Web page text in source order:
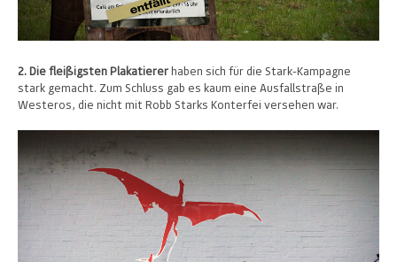
2. Die fleißigsten Plakatiererhaben sich für die Stark-Kampagne
stark gemacht. Zum Schluss gab es kaum eine Ausfallstraße in
Westeros, die nicht mit Robb Starks Konterfei versehen war.